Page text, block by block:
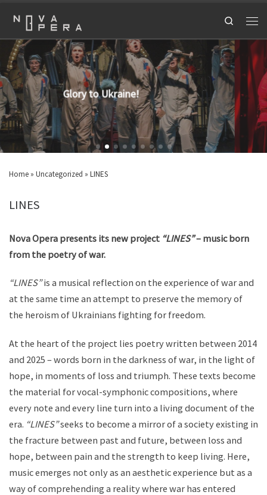
Search
Opera-requiem "IYOV"
Home » Uncategorized » LINES
LINES
Nova Opera presents its new project “LINES”– music born
from the poetry of war.
“LINES”is a musical reflection on the experience of war and
at the same time an attempt to preserve the memory of
the heroism of Ukrainians fighting for freedom.
At the heart of the project lies poetry written between 2014
and 2025 – words born in the darkness of war, in the light of
hope, in moments of loss and triumph. These texts become
the material for vocal-symphonic compositions, where
every note and every line turn into a living document of the
era. “LINES”seeks to become a mirror of a society existing in
the fracture between past and future, between loss and
hope, between pain and the strength to keep living. Here,
music emerges not only as an aesthetic experience but as a
way of comprehending a reality where war has entered